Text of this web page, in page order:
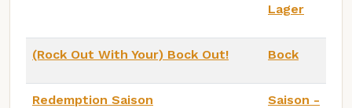
Lager
(Rock Out With Your) Bock Out! Bock
Redemption Saison
Saison -